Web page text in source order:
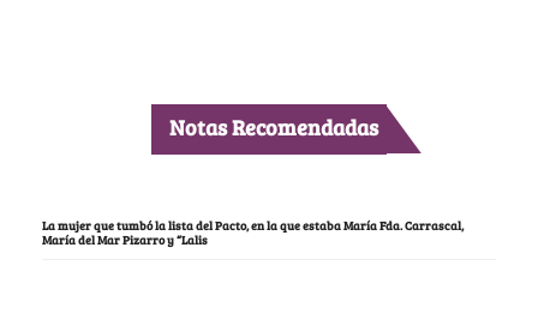
Notas Recomendadas
La mujer que tumbó la lista del Pacto, en la que estaba María Fda. Carrascal,
María del Mar Pizarro y “Lalis